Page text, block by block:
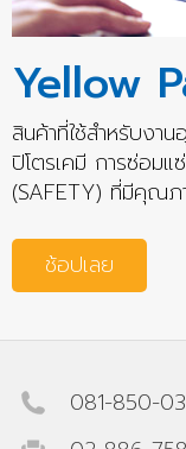
Yellow
สินค้าที่ใช้สำหรับงา
ปิโตรเคมี การซ่อม
(SAFETY) ที่มีคุณภ
ช้อปเลย
081-850-